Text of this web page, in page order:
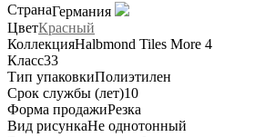
СтранаГермания
ЦветКрасный
КоллекцияHalbmond Tiles More 4
Класс33
Тип упаковкиПолиэтилен
Срок службы (лет)10
Форма продажиРезка
Вид рисункаНе однотонный